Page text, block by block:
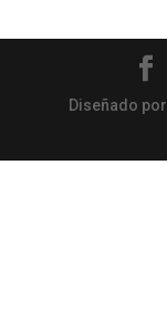
Diseñado por